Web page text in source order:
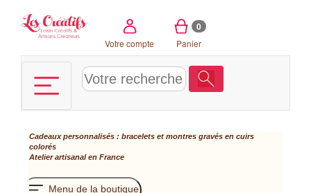
Votre compte
0
Panier
Cadeaux personnalisés : bracelets et montres gravés en cuirs
colorés
Atelier artisanal en France
Menu de la boutique